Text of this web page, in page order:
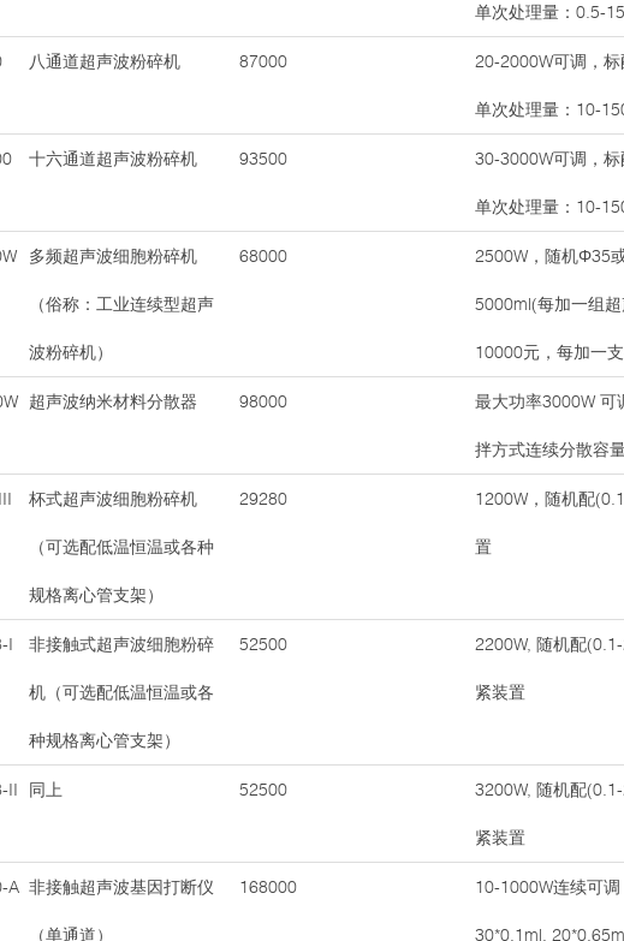
单次处理量：0.5-
八通道超声波粉碎机 87000 20-2000W可调，
单次处理量：10-
十六通道超声波粉碎机 93500 30-3000W可调，
单次处理量：10-
多频超声波细胞粉碎机
（俗称：工业连续型超声
波粉碎机）
68000 2500W，随机Φ35
5000ml(每加一组
10000元，每加一
超声波纳米材料分散器 98000 最大功率3000W
拌方式连续分散容
杯式超声波细胞粉碎机
（可选配低温恒温或各种
规格离心管支架）
29280 1200W，随机配
置
I 非接触式超声波细胞粉碎
机（可选配低温恒温或各
种规格离心管支架）
52500 2200W, 随机配
紧装置
II 同上 52500 3200W, 随机配
紧装置
A 非接触超声波基因打断仪
（单通道）
168000 10-1000W连续可调
30*0.1ml,